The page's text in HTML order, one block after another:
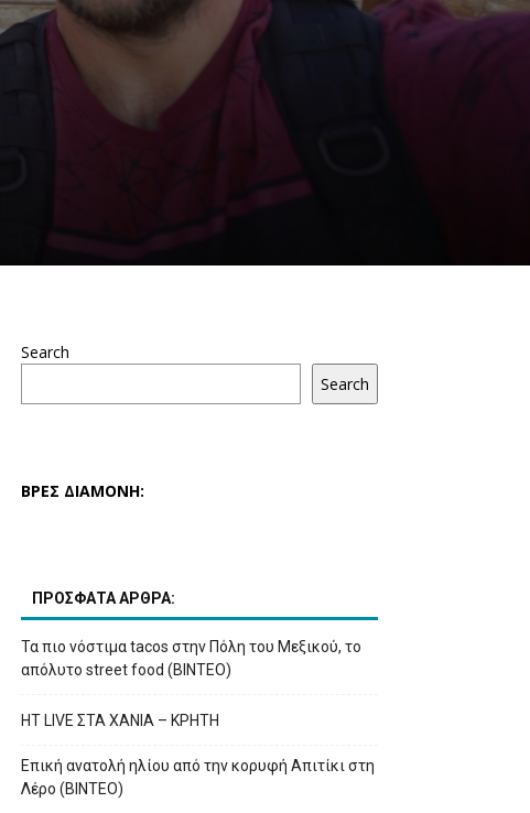
Search
Search
ΒΡΕΣ ΔΙΑΜΟΝΗ:
ΠΡΟΣΦΑΤΑ ΑΡΘΡΑ:
Τα πιο νόστιμα tacos στην Πόλη του Μεξικού, το
απόλυτο street food (ΒΙΝΤΕΟ)
HT LIVE ΣΤΑ ΧΑΝΙΑ – ΚΡΗΤΗ
Επική ανατολή ηλίου από την κορυφή Απιτίκι στη
Λέρο (ΒΙΝΤΕΟ)